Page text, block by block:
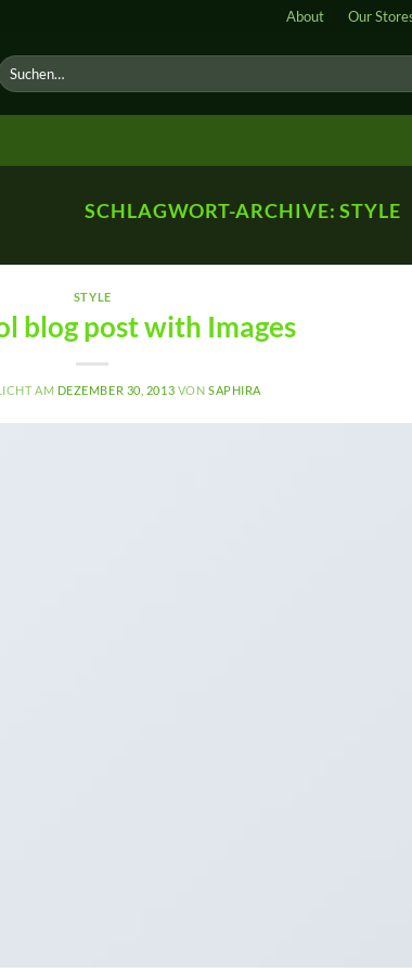
About Our
SCHLAGWORT-ARCHIVE:STYLE
STYLE
blog post with Images
AM DEZEMBER 30, 2013 VON SAPHIRA